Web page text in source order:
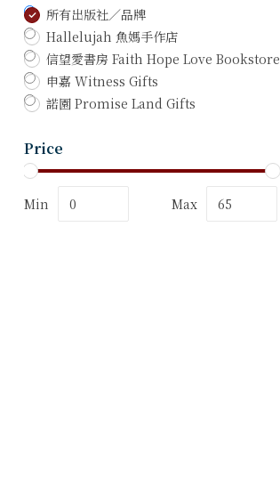
所有出版社／品牌
Hallelujah 魚媽手作店
信望愛書房 Faith Hope Love Bookstore
申嘉 Witness Gifts
諾園 Promise Land Gifts
Price
Min Max